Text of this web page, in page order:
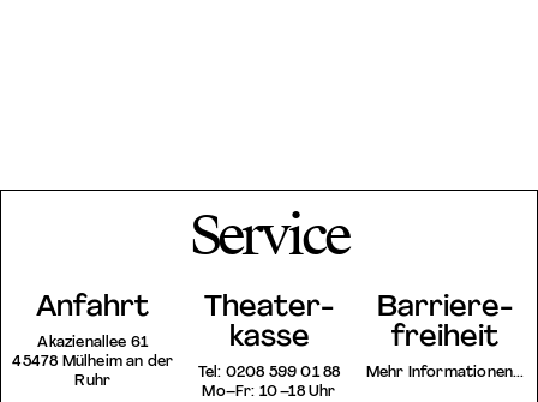
Service
Anfahrt
Akazienallee 61
45478 Mülheim an der
Ruhr
Theater­
kasse
Tel: 0208 599 01 88
Mo–Fr: 10 –18 Uhr
Barriere­
freiheit
Mehr Informationen...